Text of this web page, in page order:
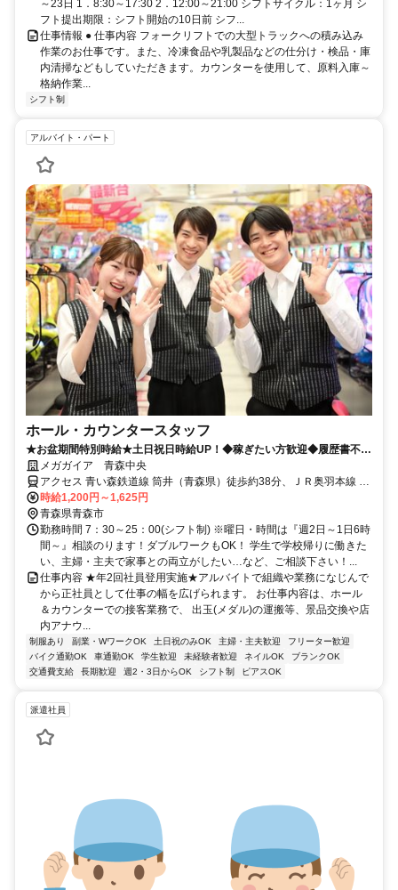
～23日 1．8:30～17:30 2．12:00～21:00 シフトサイクル：1ヶ月 シ
フト提出期限：シフト開始の10日前 シフ...
仕事情報 ● 仕事内容 フォークリフトでの大型トラックへの積み込み
作業のお仕事です。また、冷凍食品や乳製品などの仕分け・検品・庫
内清掃などもしていただきます。カウンターを使用して、原料入庫～
格納作業...
シフト制
アルバイト・パート
ホール・カウンタースタッフ
★お盆期間特別時給★土日祝日時給UP！◆稼ぎたい方歓迎◆履歴書不要
◆社員登用有
メガガイア 青森中央
アクセス 青い森鉄道線 筒井（青森県）徒歩約38分、ＪＲ奥羽本線 青
森東口徒歩約51分、ＪＲ津軽線 青森東口徒歩約51分
時給1,200円～1,625円
青森県青森市
勤務時間 7：30～25：00(シフト制) ※曜日・時間は『週2日～1日6時
間～』相談のります！ダブルワークもOK！ 学生で学校帰りに働きた
い、主婦・主夫で家事との両立がしたい…など、ご相談下さい！...
仕事内容 ★年2回社員登用実施★アルバイトで組織や業務になじんで
から正社員として仕事の幅を広げられます。 お仕事内容は、ホール
＆カウンターでの接客業務で、 出玉(メダル)の運搬等、景品交換や店
内アナウ...
制服あり 副業・WワークOK 土日祝のみOK 主婦・主夫歓迎
フリーター歓迎
バイク通勤OK
車通勤OK 学生歓迎 未経験者歓迎 ネイルOK
ブランクOK
交通費支給
長期歓迎 週2・3日からOK シフト制 ピアスOK
派遣社員